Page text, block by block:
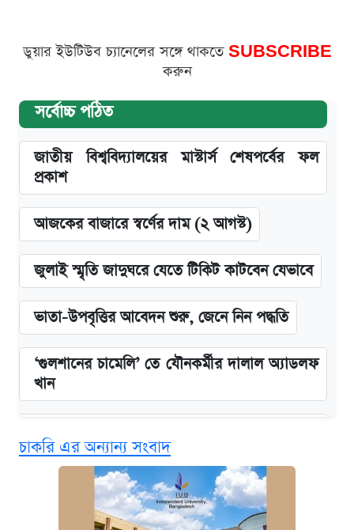
ডুয়ার ইউটিউব চ্যানেলের সঙ্গে থাকতে SUBSCRIBE
করুন
সর্বোচ্চ পঠিত
জাতীয় বিশ্ববিদ্যালয়ের মাস্টার্স শেষপর্বের ফল
প্রকাশ
আজকের বাজারে স্বর্ণের দাম (২ আগস্ট)
জুলাই স্মৃতি জাদুঘরে যেতে টিকিট কাটবেন যেভাবে
ভাতা-উপবৃত্তির আবেদন শুরু, জেনে নিন পদ্ধতি
‘গুলশানের চামেলি’ তে যৌনকর্মীর দালাল অ্যাডলফ
খান
দাম ও ফিচার
কবে শুরু হচ্ছে ঢাবির ভর্তি আবেদন, জানাল কর্তৃপক্ষ
চাকরি এর অন্যান্য সংবাদ